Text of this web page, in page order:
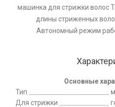
машинка для стрижки волос
длины стриженных
Автономный режим
Основные
Тип
Для стрижки